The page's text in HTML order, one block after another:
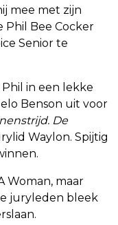
mee met zijn
Phil Bee Cocker
Senior te
in een lekke
Benson uit voor
De
Waylon. Spijtig
Woman, maar
juryleden bleek